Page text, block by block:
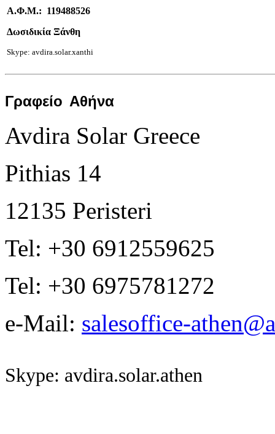
Α.Φ.Μ.: 119488526
Δωσιδικία Ξάνθη
Skype: avdira.solar.xanthi
Γραφείο Αθήνα
Avdira Solar Greece
Pithias 14
12135 Peristeri
Tel: +30 6912559625
Tel: +30 6975781272
e-Mail: salesoffice-
Skype: avdira.solar.athen